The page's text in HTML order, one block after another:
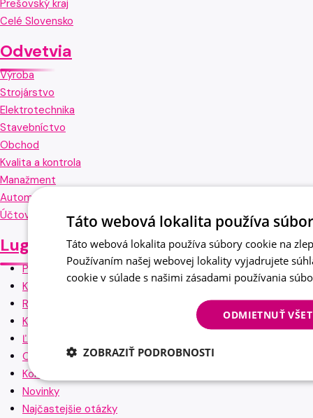
Prešovský kraj
Celé Slovensko
Odvetvia
Výroba
Strojárstvo
Elektrotechnika
Stavebníctvo
Obchod
Kvalita a kontrola
Manažment
Automotive
Účtovníctvo
Lugera
Pracovné ponuky
Klienti
Referencie
Kariéra
Ľudia v Lugere
O nás
Kontakt
Novinky
Najčastejšie otázky
Táto webová lokalita používa
Táto webová lokalita používa súbory cookie na
Používaním našej webovej lokality vyjadrujete
cookie v súlade s našimi zásadami používania
ODMIETNUŤ
ZOBRAZIŤ PODROBNOSTI